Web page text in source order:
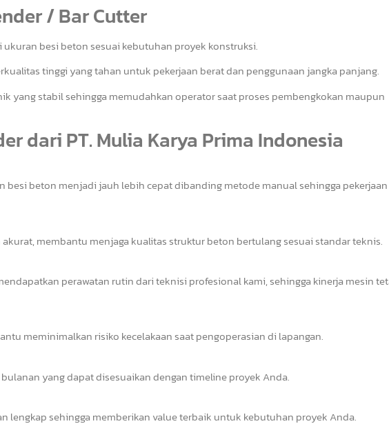
/ Bar Cutter
ukuran besi beton sesuai kebutuhan proyek konstruksi.
tinggi yang tahan untuk pekerjaan berat dan penggunaan jangka panjang.
yang stabil sehingga memudahkan operator saat proses pembengkokan maupun
dari PT. Mulia Karya Prima Indonesia
besi beton menjadi jauh lebih cepat dibanding metode manual sehingga
membantu menjaga kualitas struktur beton bertulang sesuai standar teknis.
perawatan rutin dari teknisi profesional kami, sehingga kinerja mesin
meminimalkan risiko kecelakaan saat pengoperasian di lapangan.
yang dapat disesuaikan dengan timeline proyek Anda.
lengkap sehingga memberikan value terbaik untuk kebutuhan proyek Anda.